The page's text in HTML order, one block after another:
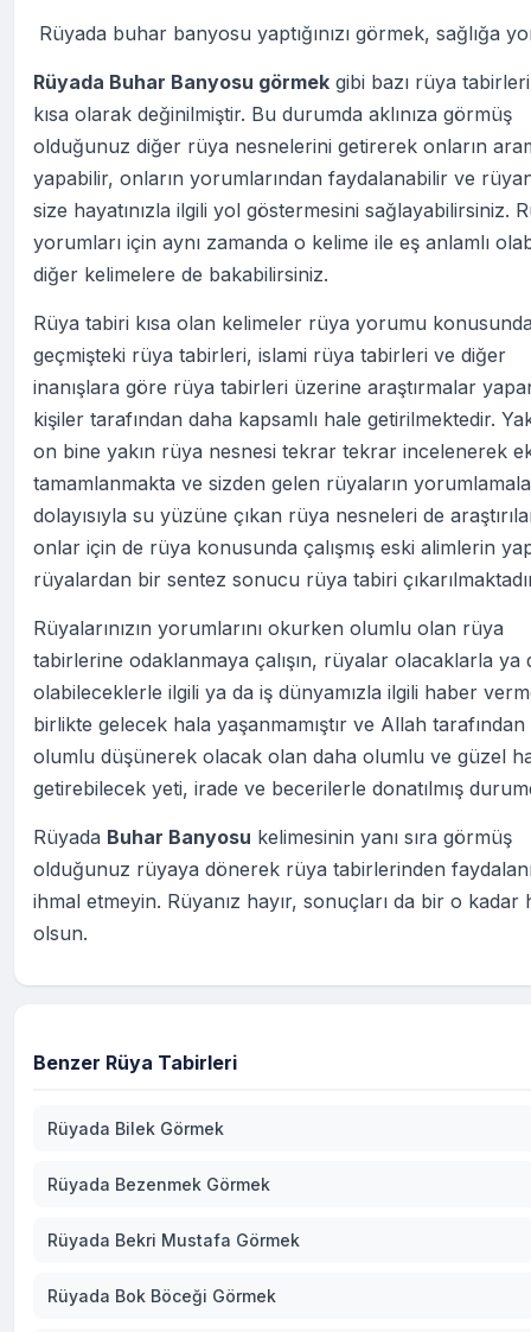
Rüyada buhar banyosu yaptığınızı görmek, sağlığa
Rüyada Buhar Banyosu görmek gibi bazı rüya
kısa olarak değinilmiştir. Bu durumda aklınıza görmüş
olduğunuz diğer rüya nesnelerini getirerek onların
yapabilir, onların yorumlarından faydalanabilir ve
size hayatınızla ilgili yol göstermesini sağlayabilirsiniz.
yorumları için aynı zamanda o kelime ile eş anlamlı
diğer kelimelere de bakabilirsiniz.
Rüya tabiri kısa olan kelimeler rüya yorumu
geçmişteki rüya tabirleri, islami rüya tabirleri ve diğer
inanışlara göre rüya tabirleri üzerine araştırmalar
kişiler tarafından daha kapsamlı hale getirilmektedir.
on bine yakın rüya nesnesi tekrar tekrar incelenerek
tamamlanmakta ve sizden gelen rüyaların
dolayısıyla su yüzüne çıkan rüya nesneleri de
onlar için de rüya konusunda çalışmış eski alimlerin
rüyalardan bir sentez sonucu rüya tabiri
Rüyalarınızın yorumlarını okurken olumlu olan rüya
tabirlerine odaklanmaya çalışın, rüyalar olacaklarla ya
olabileceklerle ilgili ya da iş dünyamızla ilgili haber
birlikte gelecek hala yaşanmamıştır ve Allah
olumlu düşünerek olacak olan daha olumlu ve güzel
getirebilecek yeti, irade ve becerilerle donatılmış
Rüyada Buhar Banyosu kelimesinin yanı sıra görmüş
olduğunuz rüyaya dönerek rüya tabirlerinden
ihmal etmeyin. Rüyanız hayır, sonuçları da bir o kadar
olsun.
Benzer Rüya Tabirleri
Rüyada Bilek Görmek
Rüyada Bezenmek Görmek
Rüyada Bekri Mustafa Görmek
Rüyada Bok Böceği Görmek